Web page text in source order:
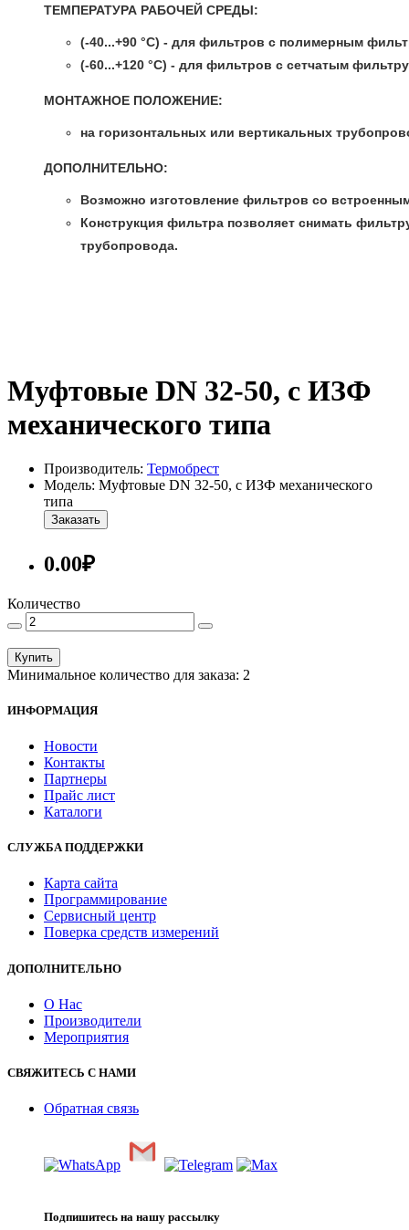
ТЕМПЕРАТУРА РАБОЧЕЙ СРЕДЫ:
(-40...+90 °C) - для фильтров с полимерным
(-60...+120 °C) - для фильтров с сетчатым
МОНТАЖНОЕ ПОЛОЖЕНИЕ:
на горизонтальных или вертикальных
ДОПОЛНИТЕЛЬНО:
Возможно изготовление фильтров со
Конструкция фильтра позволяет снимать
трубопровода.
Муфтовые DN 32-50, с ИЗФ
механического типа
Производитель: Термобрест
Модель: Муфтовые DN 32-50, с ИЗФ механического
типа
Заказать
0.00₽
Количество
Купить
Минимальное количество для заказа: 2
ИНФОРМАЦИЯ
Новости
Контакты
Партнеры
Прайс лист
Каталоги
СЛУЖБА ПОДДЕРЖКИ
Карта сайта
Программирование
Сервисный центр
Поверка средств измерений
ДОПОЛНИТЕЛЬНО
О Нас
Производители
Мероприятия
СВЯЖИТЕСЬ С НАМИ
Обратная связь
Подпишитесь на нашу рассылку